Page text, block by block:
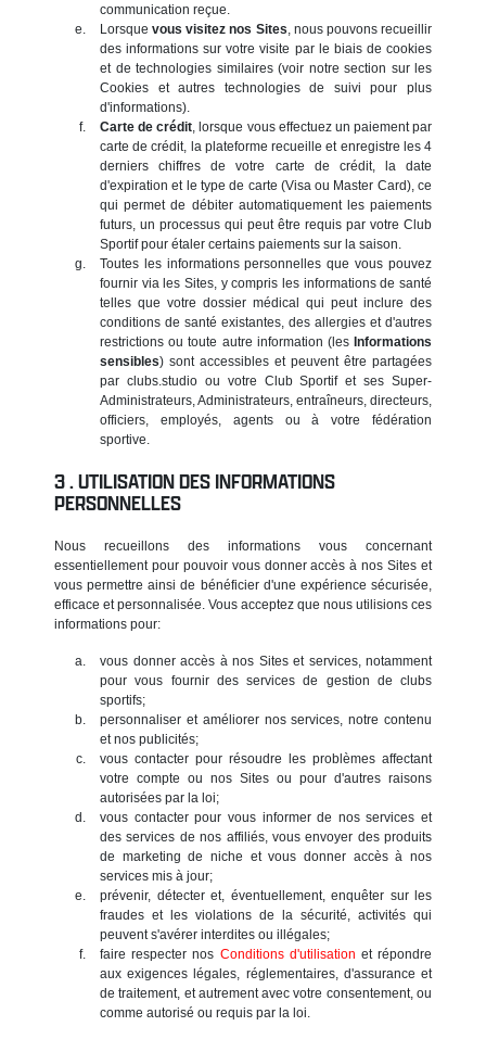
communication reçue.
Lorsquevous visitez nos Sites, nous pouvons recueillir
des informations sur votre visite par le biais de cookies
et de technologies similaires (voir notre section sur les
Cookies et autres technologies de suivi pour plus
d'informations).
Carte de crédit, lorsque vous effectuez un paiement par
carte de crédit, la plateforme recueille et enregistre les 4
derniers chiffres de votre carte de crédit, la date
d'expiration et le type de carte (Visa ou Master Card), ce
qui permet de débiter automatiquement les paiements
futurs, un processus qui peut être requis par votre Club
Sportif pour étaler certains paiements sur la saison.
Toutes les informations personnelles que vous pouvez
fournir via les Sites, y compris les informations de santé
telles que votre dossier médical qui peut inclure des
conditions de santé existantes, des allergies et d'autres
restrictions ou toute autre information (les Informations
sensibles) sont accessibles et peuvent être partagées
par clubs.studio ou votre Club Sportif et ses Super-
Administrateurs, Administrateurs, entraîneurs, directeurs,
officiers, employés, agents ou à votre fédération
sportive.
UTILISATION DES INFORMATIONS
PERSONNELLES
Nous recueillons des informations vous concernant
essentiellement pour pouvoir vous donner accès à nos Sites et
vous permettre ainsi de bénéficier d'une expérience sécurisée,
efficace et personnalisée. Vous acceptez que nous utilisions ces
informations pour:
vous donner accès à nos Sites et services, notamment
pour vous fournir des services de gestion de clubs
sportifs;
personnaliser et améliorer nos services, notre contenu
et nos publicités;
vous contacter pour résoudre les problèmes affectant
votre compte ou nos Sites ou pour d'autres raisons
autorisées par la loi;
vous contacter pour vous informer de nos services et
des services de nos affiliés, vous envoyer des produits
de marketing de niche et vous donner accès à nos
services mis à jour;
prévenir, détecter et, éventuellement, enquêter sur les
fraudes et les violations de la sécurité, activités qui
peuvent s'avérer interdites ou illégales;
faire respecter nos Conditions d'utilisation et répondre
aux exigences légales, réglementaires, d'assurance et
de traitement, et autrement avec votre consentement, ou
comme autorisé ou requis par la loi.